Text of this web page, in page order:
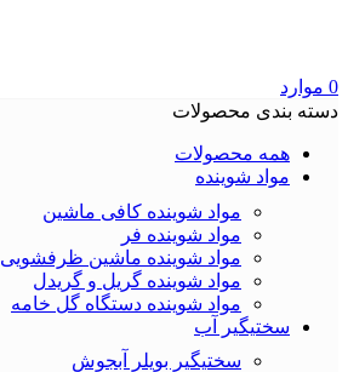
0 موارد
دسته بندی محصولات
همه محصولات
مواد شوینده
مواد شوینده کافی ماشین
مواد شوینده فر
مواد شوینده ماشین ظرفشویی
مواد شوینده گریل و گریدل
مواد شوینده دستگاه گل خامه
سختیگیر آب
سختیگیر بویلر آبجوش